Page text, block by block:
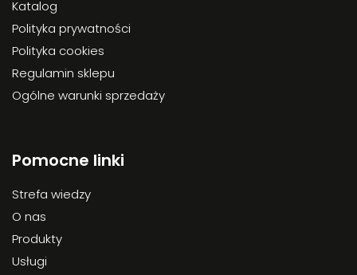
Katalog
Polityka prywatności
Polityka cookies
Regulamin sklepu
Ogólne warunki sprzedaży
Pomocne linki
Strefa wiedzy
O nas
Produkty
Usługi